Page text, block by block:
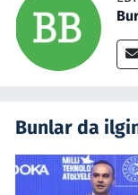
Bunlar da